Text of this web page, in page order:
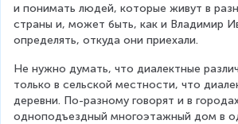
и понимать людей, которые живут в
страны и, может быть, как и Владимир
определять, откуда они приехали.
Не нужно думать, что диалектные
только в сельской местности, что
деревни. По-разному говорят и в
одноподъездный многоэтажный дом в